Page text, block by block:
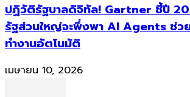
ปฏิวัติรัฐบาลดิจิทัล! Gartner ชี้ปี
รัฐส่วนใหญ่จะพึ่งพา AI Agents ช่ว
ทำงานอัตโนมัติ
เมษายน 10, 2026